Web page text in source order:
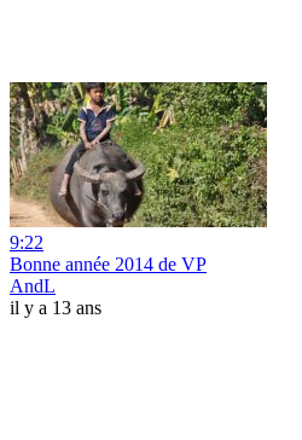
9:22
Bonne année 2014 de VP
AndL
il y a 13 ans